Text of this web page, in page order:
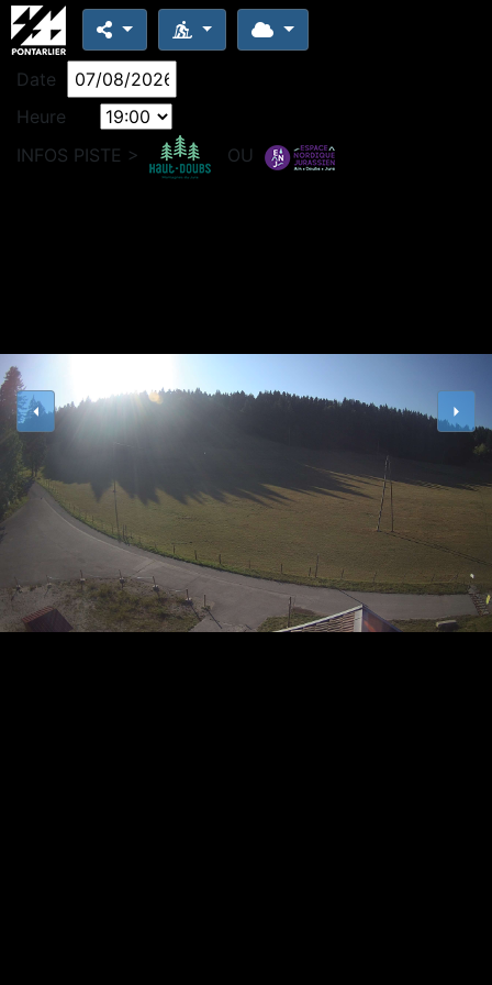
Date
Heure
INFOS PISTE >
OU